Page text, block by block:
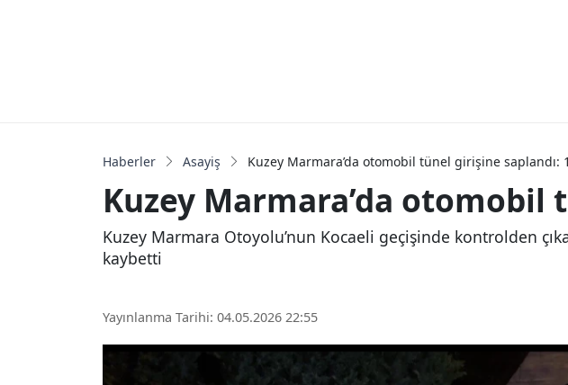
Haberler Asayiş Kuzey Marmara’da otomobil tünel girişine saplandı:
Kuzey Marmara’da otomobil
Kuzey Marmara Otoyolu’nun Kocaeli geçişinde kontrolden
kaybetti
Yayınlanma Tarihi: 04.05.2026 22:55